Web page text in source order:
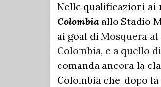
Nelle qualificazioni ai
Colombia allo Stadio
ai goal di Mosquera al
Colombia, e a quello
comanda ancora la
Colombia che, dopo